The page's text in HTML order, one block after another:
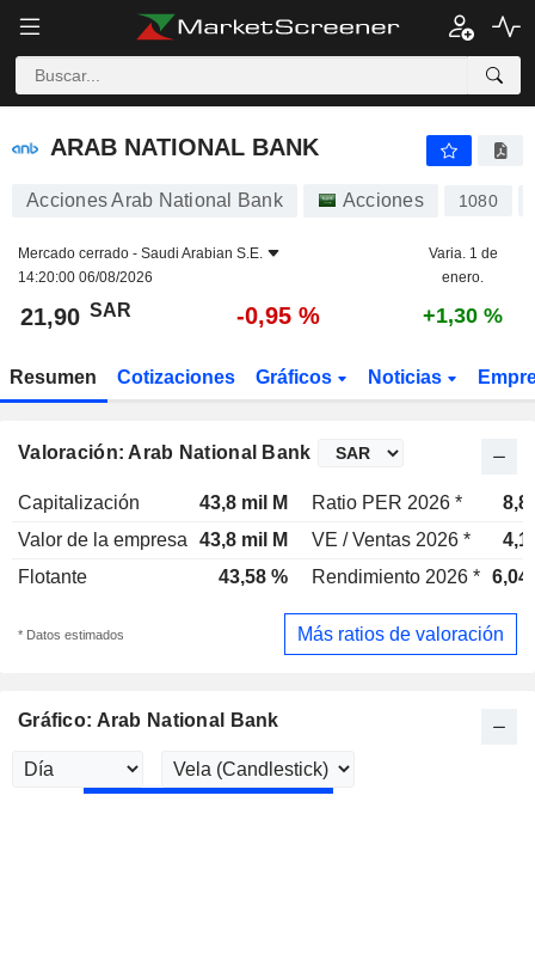
ARAB NATIONAL BANK
ARAB NATIONAL BANK
Acciones Arab National Bank Acciones 1080
Mercado cerrado - Saudi Arabian S.E.
14:20:00 06/08/2026
Varia. 1 de
enero.
21,90 SAR -0,95 % +1,30 %
Resumen Cotizaciones Gráficos Noticias
Valoración: Arab National Bank
Capitalización 43,8 mil M Ratio PER 2026 *
Valor de la empresa
43,8 mil M VE / Ventas 2026 *
Flotante
43,58 % Rendimiento 2026 * 6,04
* Datos estimados Más ratios de valoración
Gráfico: Arab National Bank